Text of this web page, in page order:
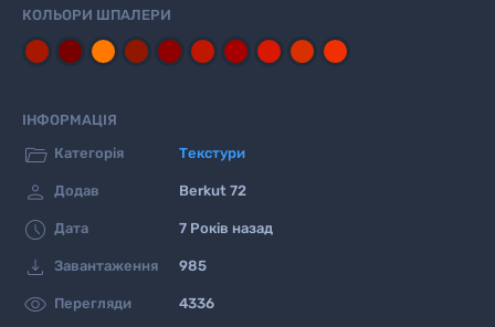
КОЛЬОРИ ШПАЛЕРИ
ІНФОРМАЦІЯ
 Категорія Текстури
 Додав Berkut 72
 Дата 7 Років назад
 Завантаження 985
 Перегляди 4336